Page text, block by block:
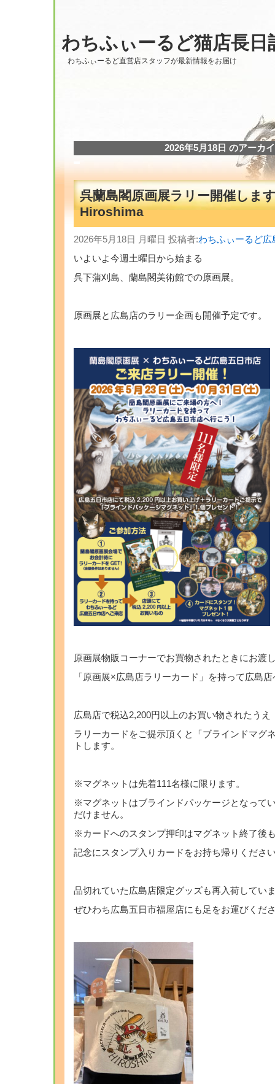
わちふぃーるど猫店長日
わちふぃーるど直営店スタッフが最新情報をお届け
2026年5月18日 のアーカ
呉蘭島閣原画展ラリー開催しま
Hiroshima
2026年5月18日 月曜日 投稿者:わちふぃーるど
いよいよ今週土曜日から始まる
呉下蒲刈島、蘭島閣美術館での原画展。
原画展と広島店のラリー企画も開催予定です。
原画展物販コーナーでお買物されたときにお渡
「原画展×広島店ラリーカード」を持って広島
広島店で税込2,200円以上のお買い物されたうえ
ラリーカードをご提示頂くと「ブラインドマグ
トします。
※マグネットは先着111名様に限ります。
※マグネットはブラインドパッケージとなって
だけません。
※カードへのスタンプ押印はマグネット終了後
記念にスタンプ入りカードをお持ち帰りくださ
品切れていた広島店限定グッズも再入荷してい
ぜひわち広島五日市福屋店にも足をお運びくだ